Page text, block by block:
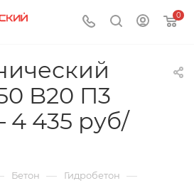
0
B20 П3
4 435 руб/
Бетон — Гидробетон —